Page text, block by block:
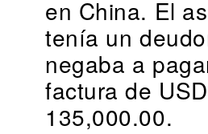
en China. El
tenía un
negaba a
factura de USD
135,000.00.